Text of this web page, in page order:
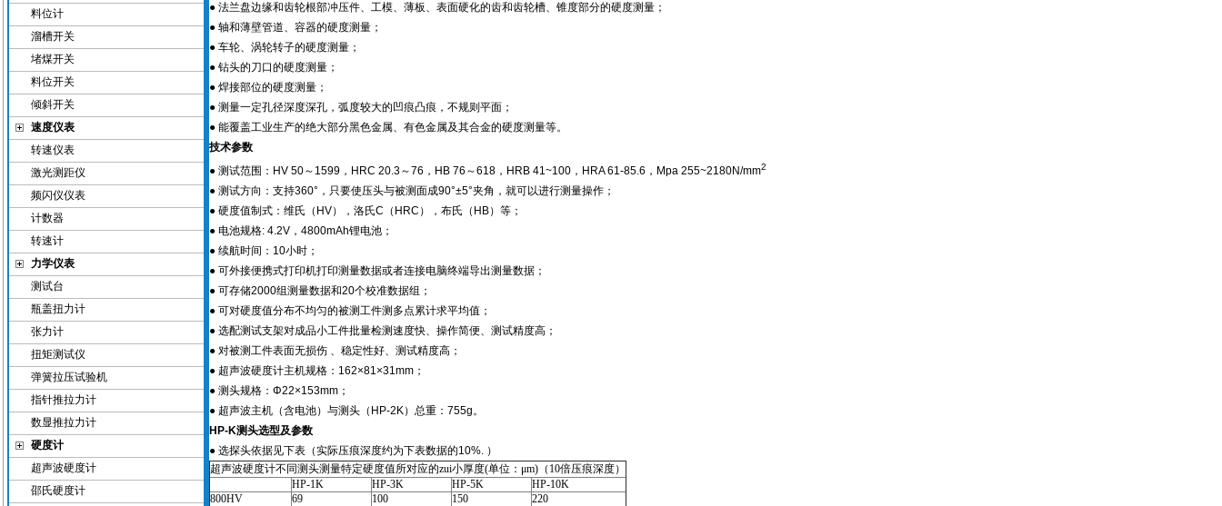
料位计
溜槽开关
堵煤开关
料位开关
倾斜开关
速度仪表
转速仪表
激光测距仪
频闪仪仪表
计数器
转速计
力学仪表
测试台
瓶盖扭力计
张力计
扭矩测试仪
弹簧拉压试验机
指针推拉力计
数显推拉力计
硬度计
超声波硬度计
邵氏硬度计
● 法兰盘边缘和齿轮根部冲压件、工模、薄板、表面硬化的齿和齿轮槽、锥度部分的硬度测量；
● 轴和薄壁管道、容器的硬度测量；
● 车轮、涡轮转子的硬度测量；
● 钻头的刀口的硬度测量；
● 焊接部位的硬度测量；
● 测量一定孔径深度深孔，弧度较大的凹痕凸痕，不规则平面；
● 能覆盖工业生产的绝大部分黑色金属、有色金属及其合金的硬度测量等。
技术参数
● 测试范围：HV 50～1599，HRC 20.3～76，HB 76～618，HRB 41~100，HRA 61-85.6，Mpa 255~2180N/mm2
● 测试方向：支持360°，只要使压头与被测面成90°±5°夹角，就可以进行测量操作；
● 硬度值制式：维氏（HV），洛氏C（HRC），布氏（HB）等；
● 电池规格: 4.2V，4800mAh锂电池；
● 续航时间：10小时；
● 可外接便携式打印机打印测量数据或者连接电脑终端导出测量数据；
● 可存储2000组测量数据和20个校准数据组；
● 可对硬度值分布不均匀的被测工件测多点累计求平均值；
● 选配测试支架对成品小工件批量检测速度快、操作简便、测试精度高；
● 对被测工件表面无损伤 、稳定性好、测试精度高；
● 超声波硬度计主机规格：162×81×31mm；
● 测头规格：Φ22×153mm；
● 超声波主机（含电池）与测头（HP-2K）总重：755g。
HP-K测头选型及参数
● 选探头依据见下表（实际压痕深度约为下表数据的10%. ）
超声波硬度计不同测头测量特定硬度值所对应的zui小厚度(单位：μm)（10倍压痕深度）
HP-1K
HP-3K HP-5K
HP-10K
800HV
69 100 150
220